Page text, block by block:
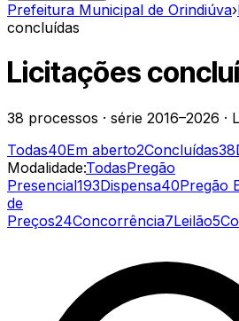
Prefeitura Municipal de Orindiúva›
concluídas
Licitações
38 processos · série 2016–2026 ·
Todas40Em aberto2Concluídas38
Modalidade:TodasPregão
Presencial193Dispensa40Pregão
de
Preços24Concorrência7Leilão5